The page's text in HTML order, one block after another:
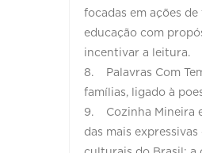
focadas em ações
educação com
incentivar a leitura.
8. Palavras Com
famílias, ligado à
9. Cozinha Mineira
das mais